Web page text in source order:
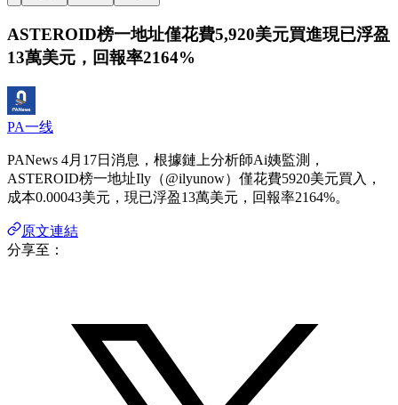
ASTEROID榜一地址僅花費5,920美元買進現已浮盈
13萬美元，回報率2164%
PA一线
PANews 4月17日消息，根據鏈上分析師Ai姨監測，
ASTEROID榜一地址Ily（@ilyunow）僅花費5920美元買入，
成本0.00043美元，現已浮盈13萬美元，回報率2164%。
原文連結
分享至：